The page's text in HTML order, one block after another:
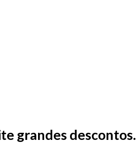
grandes descontos.